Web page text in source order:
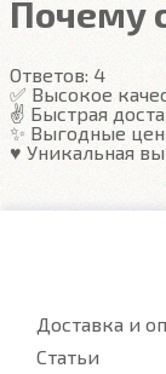
Гарантия
Подробнее
Почему
Ответов: 4
✅ Высокое
✌️ Быстрая
✨ Выгодные
♥️ Уникальная
Доставка и
Статьи